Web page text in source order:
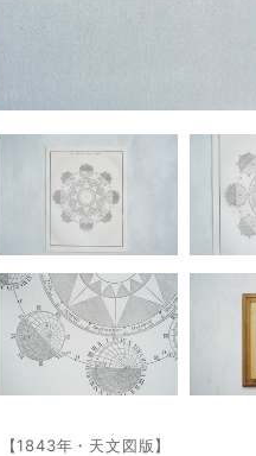
【1843年・天文図版】